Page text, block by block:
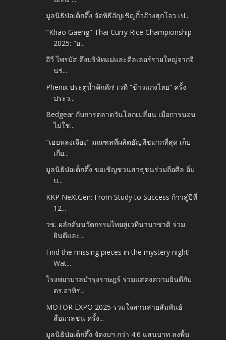
มูลนิธิป่อเต็กตึ๊ง จัดพิธีอัญเชิญกิ้วอ๊วงฮุกโจว เป...
"Khao Gaeng" Thai Curry Rice Championship
2025: "อ...
อีวี ไพรมัส ดึงบริษัทแม่และดีลเลอร์รายใหญ่จากจี
นร่...
Phenix ประตูน้ำคึกคัก! เวที “ข้าวแกงไทย” ครั้ง
ประว...
Bedgear กับการตลาดวันโลกเปลี่ยน เมื่อการนอน
ไม่ใช...
"เฮยหลงเจียง" มณฑลที่ผลิตธัญพืชมากที่สุด เก็บ
เกี่ย...
มูลนิธิป่อเต็กตึ๊ง ขอเชิญชวนสาธุชนร่วมถือศีล อิ่ม
บ...
KKP NeXtGen: From Study to Success ก้าวสู่ปีที่
12...
วช. ผลักดันนวัตกรรมไทยสู่เวทีนานาชาติ ร่วม
ยินดีและ...
Find the missing pieces in the mystery night!
Wat...
โรงพยาบาลบำรุงราษฎร์ ร่วมแสดงความยินดีกับ
ดร.อาทิร...
MOTOR EXPO 2025 รวมใจสานสายสัมพันธ์
สื่อมวลชน ครั้ง...
มูลนิธิป่อเต็กตึ๊ง จัดงบฯ กว่า 4.6 แสนบาท ลงพื้น